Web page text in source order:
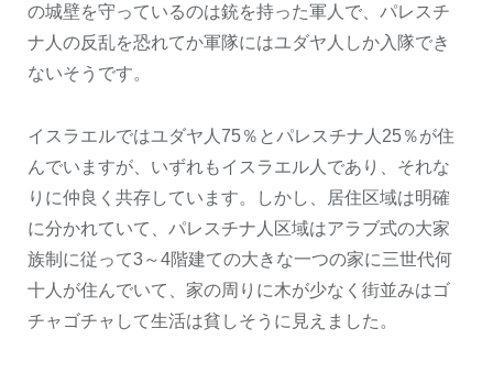
の城壁を守っているのは銃を持った軍人で、パレスチ
ナ人の反乱を恐れてか軍隊にはユダヤ人しか入隊でき
ないそうです。
イスラエルではユダヤ人75％とパレスチナ人25％が住
んでいますが、いずれもイスラエル人であり、それな
りに仲良く共存しています。しかし、居住区域は明確
に分かれていて、パレスチナ人区域はアラブ式の大家
族制に従って3～4階建ての大きな一つの家に三世代何
十人が住んでいて、家の周りに木が少なく街並みはゴ
チャゴチャして生活は貧しそうに見えました。